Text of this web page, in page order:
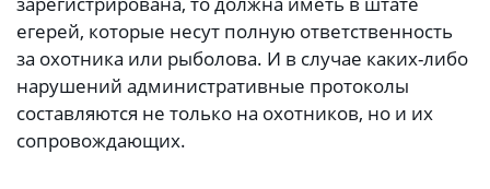
егерей, которые несут полную ответственность
за охотника или рыболова. И в случае каких-либо
нарушений административные протоколы
составляются не только на охотников, но и их
сопровождающих.